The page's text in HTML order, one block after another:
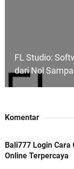
FL Studio:
dari Nol
Bali777 Login
Komentar
Bali777 Login
Online Terpercaya